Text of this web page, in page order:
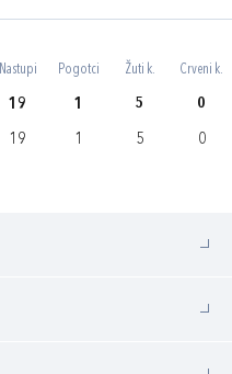
Nastupi Pogotci Žuti k. Crveni k.
19 1 5 0
19 1 5 0